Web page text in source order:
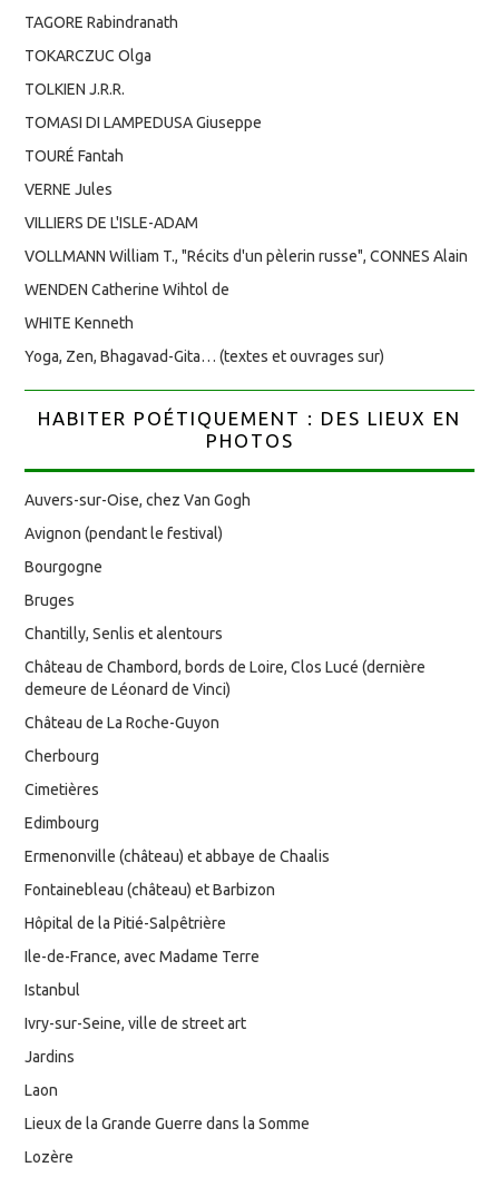
TAGORE Rabindranath
TOKARCZUC Olga
TOLKIEN J.R.R.
TOMASI DI LAMPEDUSA Giuseppe
TOURÉ Fantah
VERNE Jules
VILLIERS DE L'ISLE-ADAM
VOLLMANN William T., "Récits d'un pèlerin russe", CONNES Alain
WENDEN Catherine Wihtol de
WHITE Kenneth
Yoga, Zen, Bhagavad-Gita… (textes et ouvrages sur)
HABITER POÉTIQUEMENT : DES LIEUX EN
PHOTOS
Auvers-sur-Oise, chez Van Gogh
Avignon (pendant le festival)
Bourgogne
Bruges
Chantilly, Senlis et alentours
Château de Chambord, bords de Loire, Clos Lucé (dernière
demeure de Léonard de Vinci)
Château de La Roche-Guyon
Cherbourg
Cimetières
Edimbourg
Ermenonville (château) et abbaye de Chaalis
Fontainebleau (château) et Barbizon
Hôpital de la Pitié-Salpêtrière
Ile-de-France, avec Madame Terre
Istanbul
Ivry-sur-Seine, ville de street art
Jardins
Laon
Lieux de la Grande Guerre dans la Somme
Lozère